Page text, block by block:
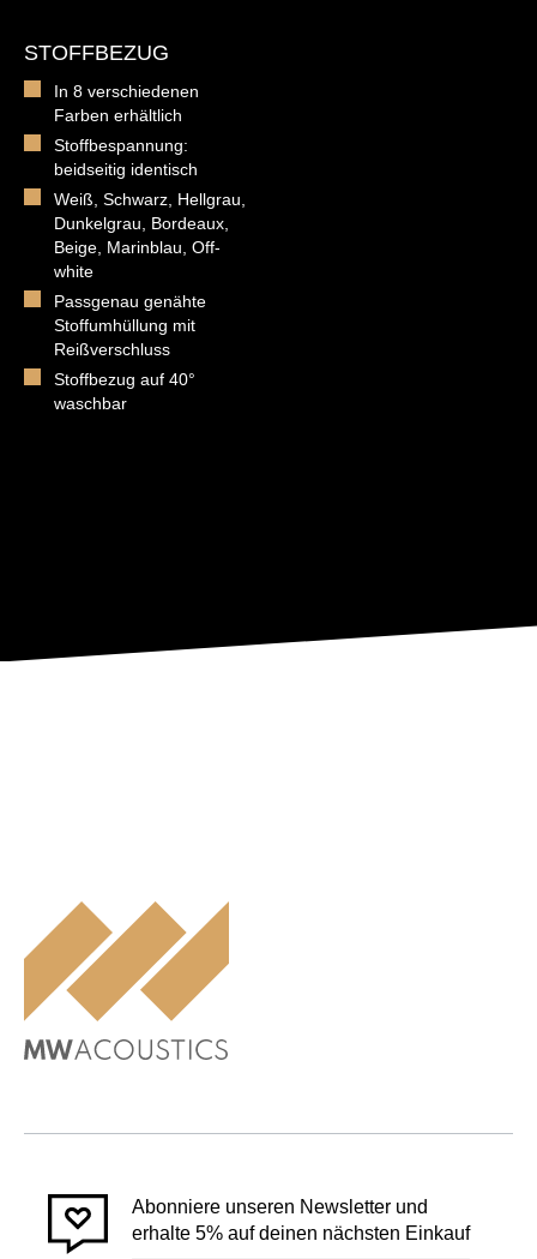
STOFFBEZUG
In 8 verschiedenen
Farben erhältlich
Stoffbespannung:
beidseitig identisch
Weiß, Schwarz, Hellgrau,
Dunkelgrau, Bordeaux,
Beige, Marinblau, Off-
white
Passgenau genähte
Stoffumhüllung mit
Reißverschluss
Stoffbezug auf 40°
waschbar
Abonniere unseren Newsletter und
erhalte 5% auf deinen nächsten Einkauf